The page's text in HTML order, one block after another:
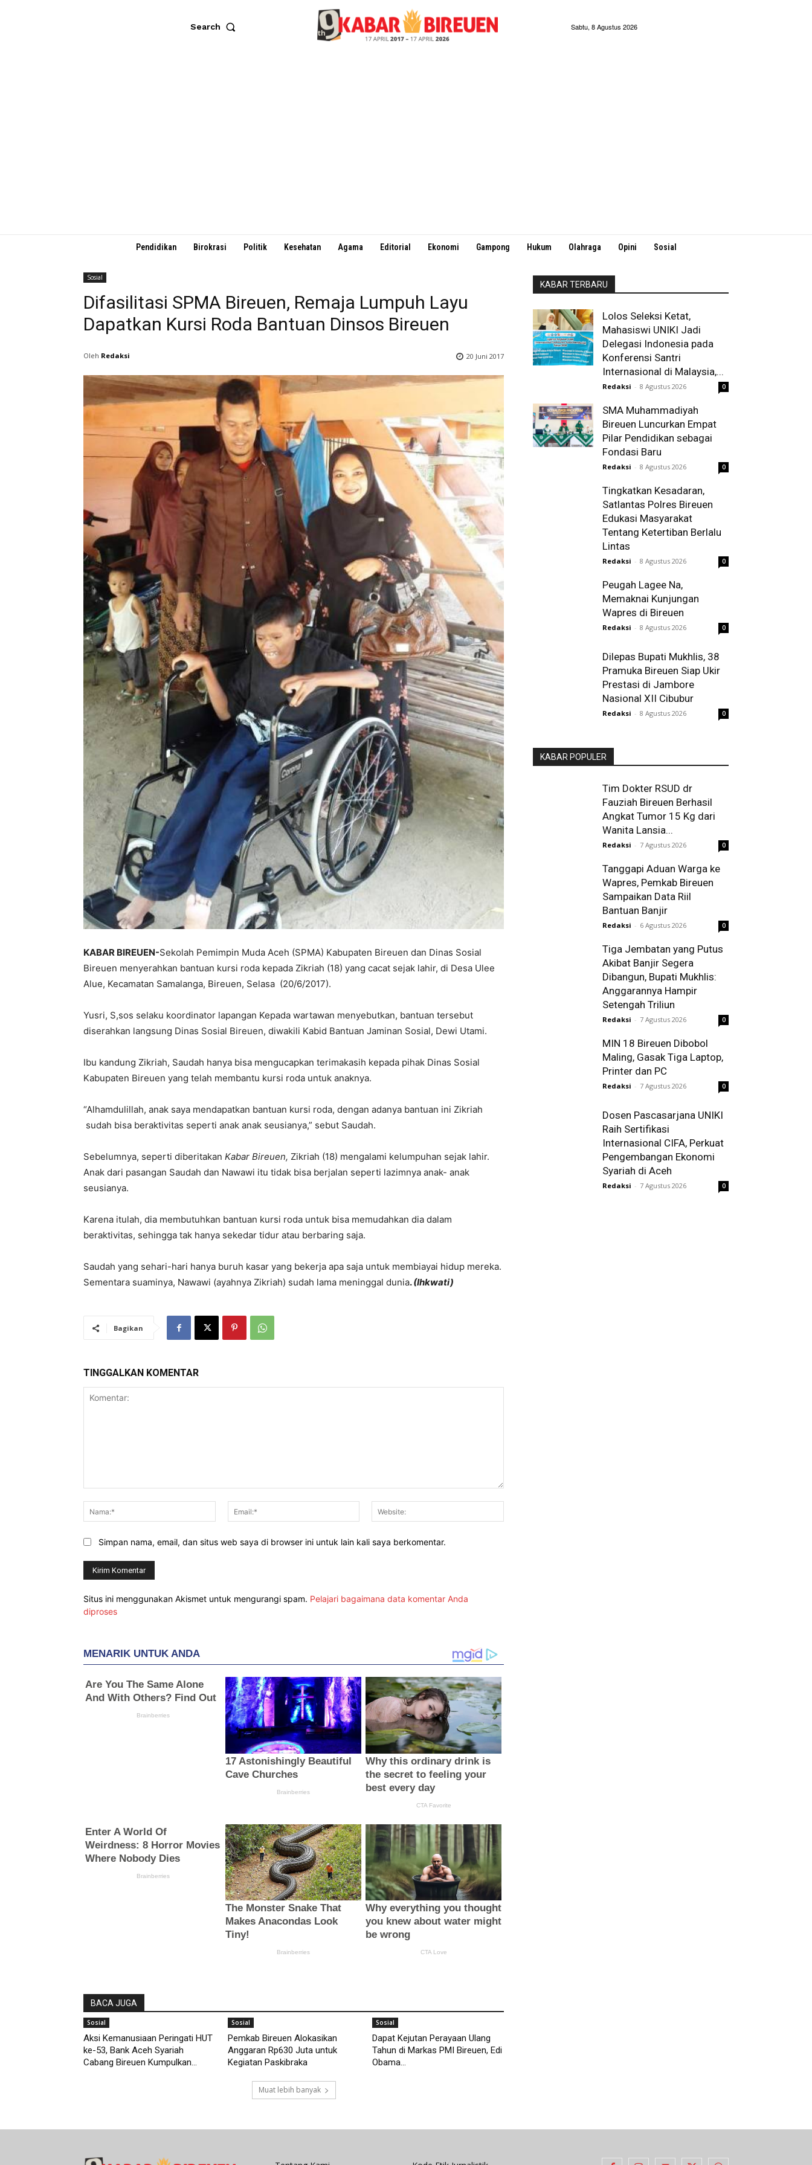
Search Sabtu, 8 Agustus 2026
Pendidikan Birokrasi Politik Kesehatan Agama Editorial Ekonomi Gampong Hukum Olahraga Opini Sosial
Sosial
Difasilitasi SPMA Bireuen, Remaja Lumpuh Layu
Dapatkan Kursi Roda Bantuan Dinsos Bireuen
Oleh Redaksi 20 Juni 2017
KABAR BIREUEN-Sekolah Pemimpin Muda Aceh (SPMA) Kabupaten Bireuen dan Dinas Sosial
Bireuen menyerahkan bantuan kursi roda kepada Zikriah (18) yang cacat sejak lahir, di Desa Ulee
Alue, Kecamatan Samalanga, Bireuen, Selasa (20/6/2017).
Yusri, S,sos selaku koordinator lapangan Kepada wartawan menyebutkan, bantuan tersebut
diserahkan langsung Dinas Sosial Bireuen, diwakili Kabid Bantuan Jaminan Sosial, Dewi Utami.
Ibu kandung Zikriah, Saudah hanya bisa mengucapkan terimakasih kepada pihak Dinas Sosial
Kabupaten Bireuen yang telah membantu kursi roda untuk anaknya.
“Alhamdulillah, anak saya mendapatkan bantuan kursi roda, dengan adanya bantuan ini Zikriah
sudah bisa beraktivitas seperti anak anak seusianya,” sebut Saudah.
Sebelumnya, seperti diberitakan Kabar Bireuen, Zikriah (18) mengalami kelumpuhan sejak lahir.
Anak dari pasangan Saudah dan Nawawi itu tidak bisa berjalan seperti lazimnya anak- anak
seusianya.
Karena itulah, dia membutuhkan bantuan kursi roda untuk bisa memudahkan dia dalam
beraktivitas, sehingga tak hanya sekedar tidur atau berbaring saja.
Saudah yang sehari-hari hanya buruh kasar yang bekerja apa saja untuk membiayai hidup mereka.
Sementara suaminya, Nawawi (ayahnya Zikriah) sudah lama meninggal dunia.(Ihkwati)
Bagikan
TINGGALKAN KOMENTAR
Nama:*
Email:*
Simpan nama, email, dan situs web saya di browser ini untuk lain kali saya berkomentar.
Situs ini menggunakan Akismet untuk mengurangi spam. Pelajari bagaimana data komentar Anda
diproses
BACA JUGA
Sosial
Aksi Kemanusiaan Peringati HUT
ke-53, Bank Aceh Syariah
Cabang Bireuen Kumpulkan...
Sosial
Pemkab Bireuen Alokasikan
Anggaran Rp630 Juta untuk
Kegiatan Paskibraka
Sosial
Dapat Kejutan Perayaan Ulang
Tahun di Markas PMI Bireuen, Edi
Obama...
Muat lebih banyak
KABAR TERBARU
Lolos Seleksi Ketat,
Mahasiswi UNIKI Jadi
Delegasi Indonesia pada
Konferensi Santri
Internasional di Malaysia,...
Redaksi - 8 Agustus 2026 0
SMA Muhammadiyah
Bireuen Luncurkan Empat
Pilar Pendidikan sebagai
Fondasi Baru
Redaksi - 8 Agustus 2026 0
Tingkatkan Kesadaran,
Satlantas Polres Bireuen
Edukasi Masyarakat
Tentang Ketertiban Berlalu
Lintas
Redaksi - 8 Agustus 2026 0
Peugah Lagee Na,
Memaknai Kunjungan
Wapres di Bireuen
Redaksi - 8 Agustus 2026 0
Dilepas Bupati Mukhlis, 38
Pramuka Bireuen Siap Ukir
Prestasi di Jambore
Nasional XII Cibubur
Redaksi - 8 Agustus 2026 0
KABAR POPULER
Tim Dokter RSUD dr
Fauziah Bireuen Berhasil
Angkat Tumor 15 Kg dari
Wanita Lansia...
Redaksi - 7 Agustus 2026 0
Tanggapi Aduan Warga ke
Wapres, Pemkab Bireuen
Sampaikan Data Riil
Bantuan Banjir
Redaksi - 6 Agustus 2026 0
Tiga Jembatan yang Putus
Akibat Banjir Segera
Dibangun, Bupati Mukhlis:
Anggarannya Hampir
Setengah Triliun
Redaksi - 7 Agustus 2026 0
MIN 18 Bireuen Dibobol
Maling, Gasak Tiga Laptop,
Printer dan PC
Redaksi - 7 Agustus 2026 0
Dosen Pascasarjana UNIKI
Raih Sertifikasi
Internasional CIFA, Perkuat
Pengembangan Ekonomi
Syariah di Aceh
Redaksi - 7 Agustus 2026 0